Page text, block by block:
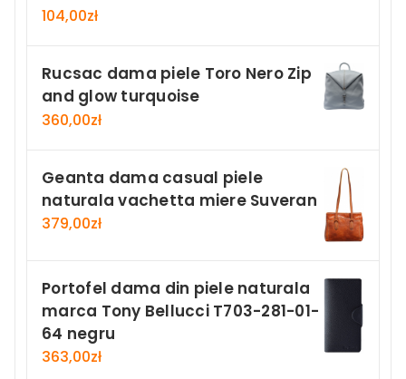
104,00zł
Rucsac dama piele Toro Nero Zip
and glow turquoise
360,00zł
Geanta dama casual piele
naturala vachetta miere Suveran
379,00zł
Portofel dama din piele naturala
marca Tony Bellucci T703-281-01-
64 negru
363,00zł